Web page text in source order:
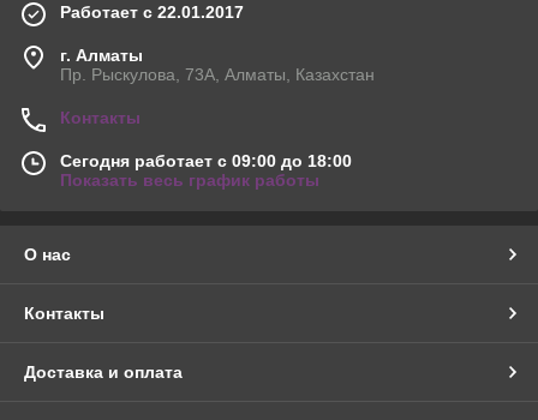
моря и на Ближнем
оптом предпочитают многие текстильные фабрики и
индивидуальные умельцы, предпочитающие использовать
материал для изготовления домашнего текстиля, а также
удобной и комфортной одежды.
Турецкий текстиль
Войлок.
выраженного стиля плетения, но с объединением
Работает с 22.01.2017
г. Алматы
Пр. Рыскулова, 73А, Алматы, Казахстан
Контакты
Сегодня работает с 09:00 до 18:00
Показать весь график работы
О нас
Контакты
Доставка и оплата